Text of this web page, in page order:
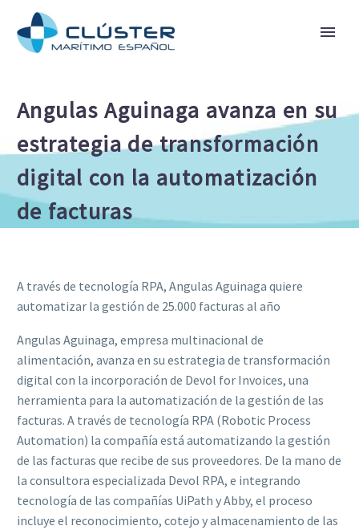
Angulas Aguinaga avanza en su
estrategia de transformación
digital con la automatización
de facturas
A través de tecnología RPA, Angulas Aguinaga quiere
automatizar la gestión de 25.000 facturas al año
Angulas Aguinaga, empresa multinacional de
alimentación, avanza en su estrategia de transformación
digital con la incorporación de Devol for Invoices, una
herramienta para la automatización de la gestión de las
facturas. A través de tecnología RPA (Robotic Process
Automation) la compañía está automatizando la gestión
de las facturas que recibe de sus proveedores. De la mano de
la consultora especializada Devol RPA, e integrando
tecnología de las compañías UiPath y Abby, el proceso
incluye el reconocimiento, cotejo y almacenamiento de las